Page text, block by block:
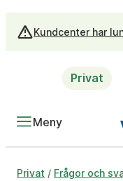
Kundcenter har
Privat
Meny
Privat / Frågor och